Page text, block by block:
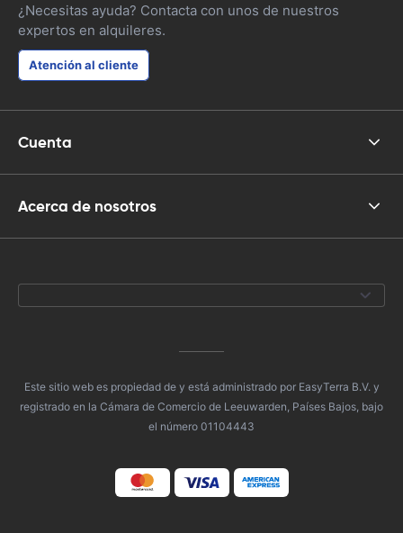
¿Necesitas ayuda? Contacta con unos de nuestros
expertos en alquileres.
Atención al cliente
Cuenta
Acerca de nosotros
Este sitio web es propiedad de y está administrado por EasyTerra B.V. y
registrado en la Cámara de Comercio de Leeuwarden, Países Bajos, bajo
el número 01104443